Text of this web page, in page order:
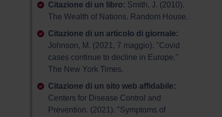
Citazione di un libro: Smith, J. (2010).
The Wealth of Nations. Random House.
Citazione di un articolo di giornale:
Johnson, M. (2021, 7 maggio). "Covid
cases continue to decline in Europe."
The New York Times.
Citazione di un sito web affidabile:
Centers for Disease Control and
Prevention. (2021). "Symptoms of